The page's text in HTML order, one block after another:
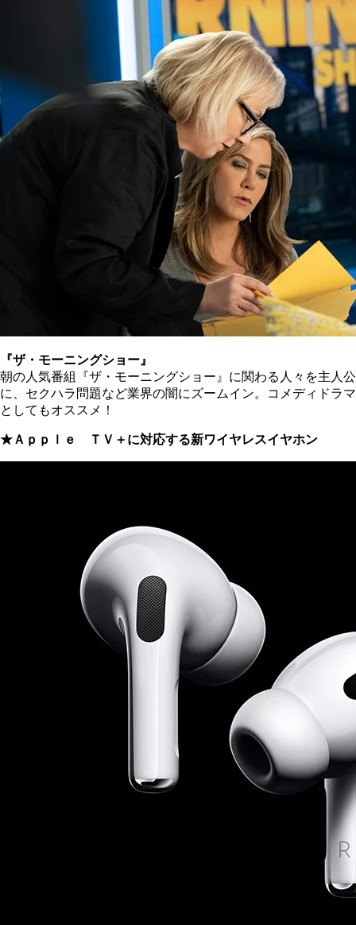
『ザ・モーニングショー』
朝の人気番組『ザ・モーニングショー』に関わる人々を主人公
に、セクハラ問題など業界の闇にズームイン。コメディドラマ
としてもオススメ！
★Ａｐｐｌｅ ＴＶ＋に対応する新ワイヤレスイヤホン